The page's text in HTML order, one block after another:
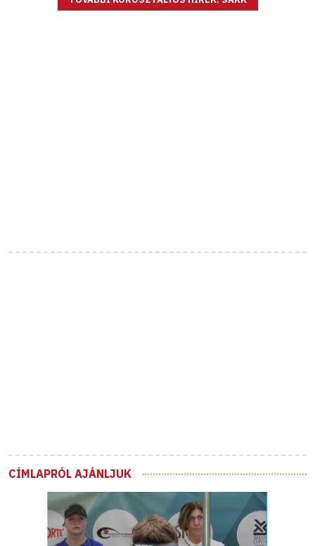
CÍMLAPRÓL AJÁNLJUK